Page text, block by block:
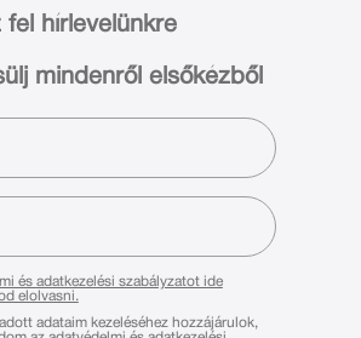
fel hírlevelünkre
mindenről elsőkézből
és adatkezelési szabályzatot ide
elolvasni.
adataim kezeléséhez hozzájárulok,